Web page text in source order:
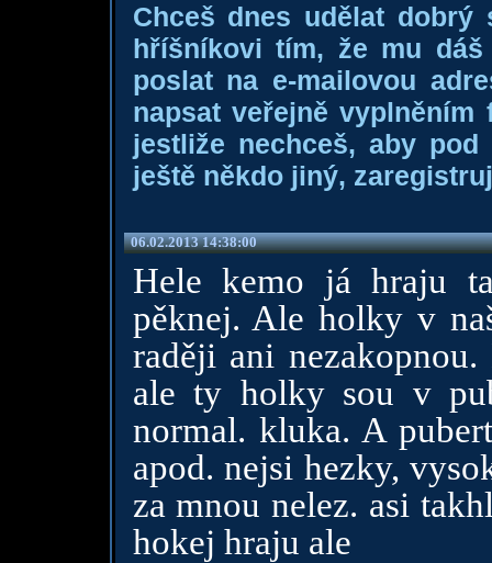
Chceš dnes udělat dobrý
hříšníkovi tím, že mu
poslat na e-mailovou
napsat veřejně
jestliže nechceš, aby
ještě někdo jiný,
06.02.2013 14:38:00
Hele kemo já hraju
pěknej. Ale holky v
raději ani
ale ty holky sou v
normal. kluka. A
apod. nejsi hezky,
za mnou nelez. asi
hokej hraju ale